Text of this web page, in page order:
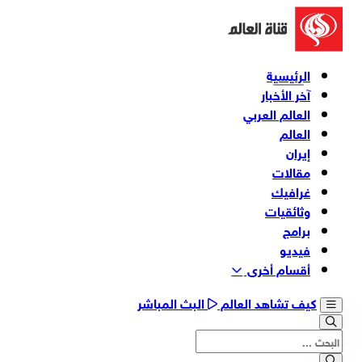
الرئيسية
آخر الأخبار
العالم العربي
العالم
إيران
مقالات
غرافيك
وثائقیات
برامج
فیدیو
أقسام أخری
كيف تشاهد العالم
البث المباشر